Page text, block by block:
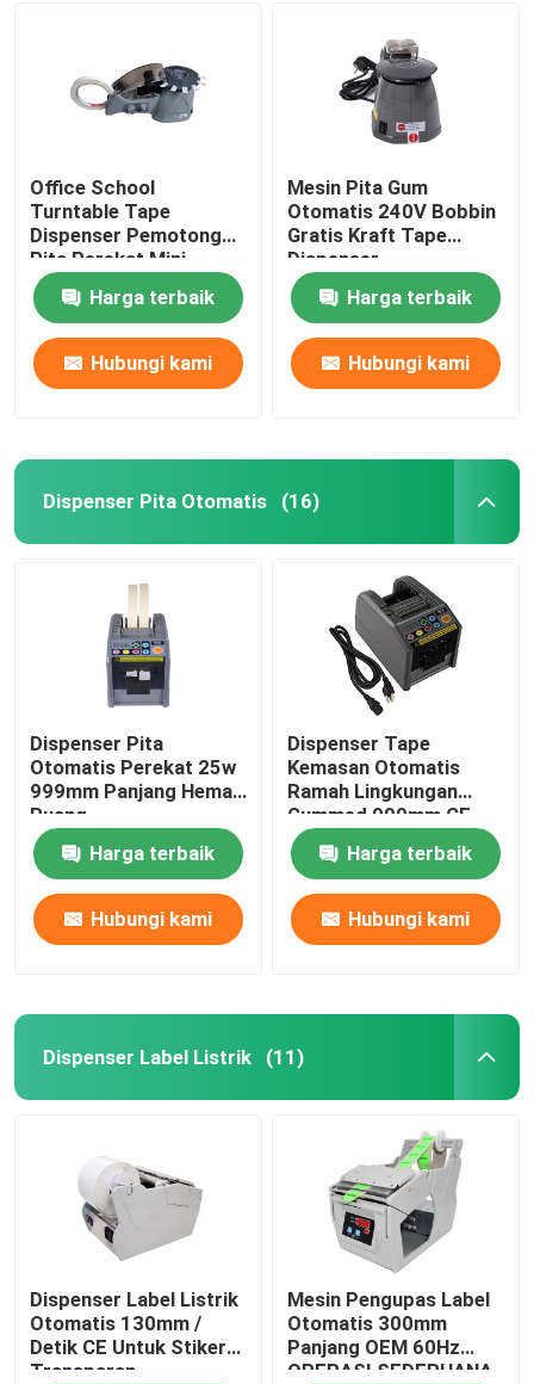
Office School
Turntable Tape
Dispenser Pemotong
Pita Perekat Mini
Harga terbaik
Hubungi kami
Mesin Pita Gum
Otomatis 240V Bobbin
Gratis Kraft Tape
Dispenser
Harga terbaik
Hubungi kami
Dispenser Pita Otomatis (16)
Dispenser Pita
Otomatis Perekat 25w
999mm Panjang Hemat
Ruang
Harga terbaik
Hubungi kami
Dispenser Tape
Kemasan Otomatis
Ramah Lingkungan
Gummed 999mm CE
Harga terbaik
Hubungi kami
Dispenser Label Listrik (11)
Dispenser Label Listrik
Otomatis 130mm /
Detik CE Untuk Stiker
Transparan
Mesin Pengupas Label
Otomatis 300mm
Panjang OEM 60Hz
OPERASI SEDERHANA